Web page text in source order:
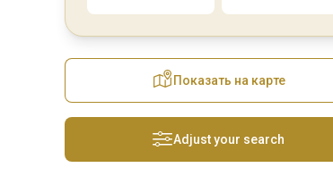
Показать на карте
Adjust your search